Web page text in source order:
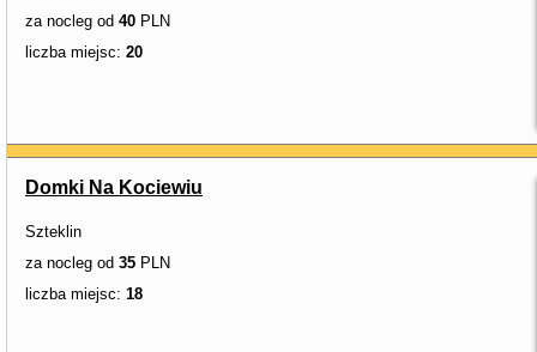
za nocleg od 40 PLN
liczba miejsc: 20
Domki Na Kociewiu
Szteklin
za nocleg od 35 PLN
liczba miejsc: 18